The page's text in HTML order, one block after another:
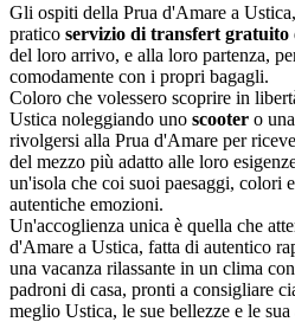
Gli ospiti della Prua d'Amare a
pratico servizio di transfert gratuito
del loro arrivo, e alla loro partenza,
comodamente con i propri bagagli.
Coloro che volessero scoprire in
Ustica noleggiando uno scooter o una
rivolgersi alla Prua d'Amare per
del mezzo più adatto alle loro
un'isola che coi suoi paesaggi, colori
autentiche emozioni.
Un'accoglienza unica è quella che
d'Amare a Ustica, fatta di autentico
una vacanza rilassante in un clima
padroni di casa, pronti a consigliare
meglio Ustica, le sue bellezze e le